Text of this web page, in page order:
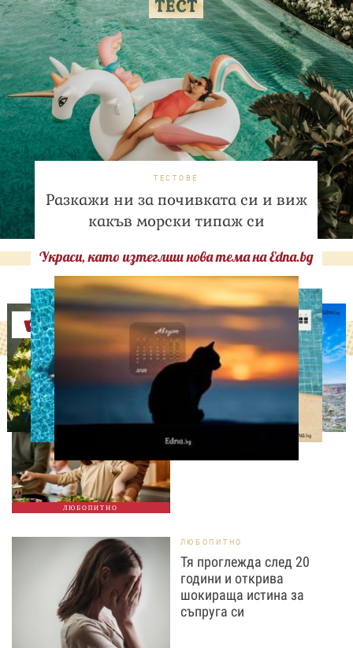
ТЕСТОВЕ
Разкажи ни за почивката си и виж
какъв морски типаж си
Украси, като изтеглиш нова тема на Edna.bg
Оферти
ЛЮБОПИТНО
ЛЮБОПИТНО
Тайната на добрата
вечеря не се крие в
сложната рецепта
ЛЮБОПИТНО
Тя проглежда след 20
години и открива
шокираща истина за
съпруга си